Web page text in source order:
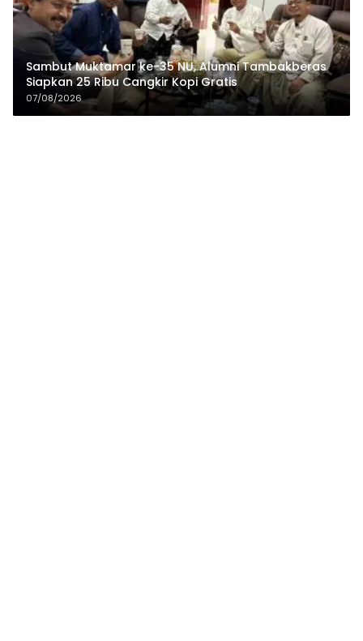
Sambut Muktamar ke-35 NU, Alumni Tambakberas
Siapkan 25 Ribu Cangkir Kopi Gratis
07/08/2026